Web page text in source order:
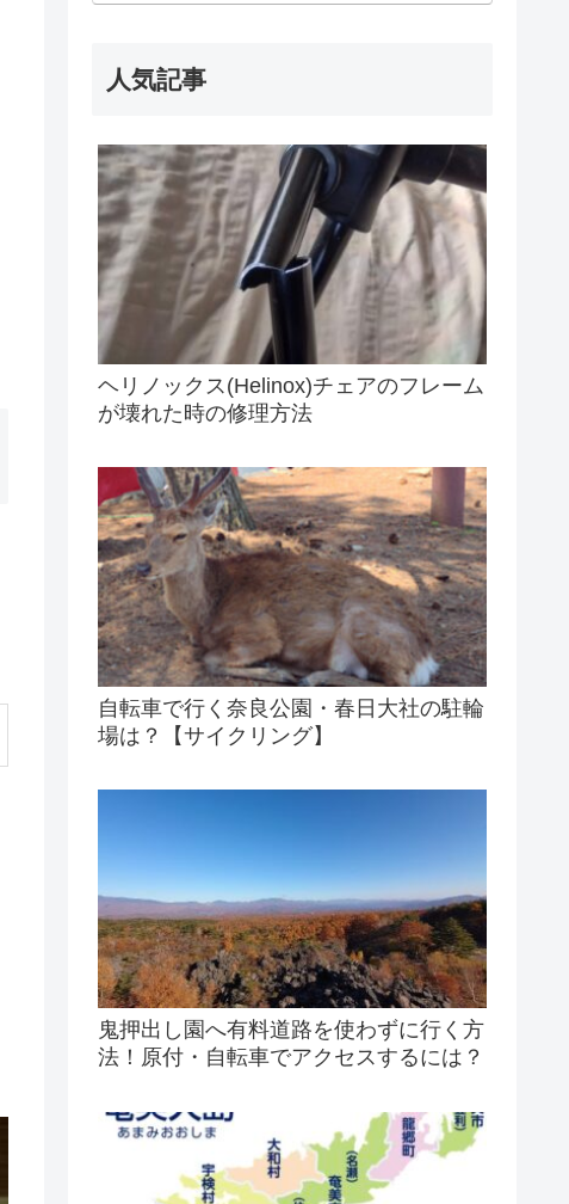
人気記事
ヘリノックス(Helinox)チェアのフレーム
が壊れた時の修理方法
自転車で行く奈良公園・春日大社の駐輪
場は？【サイクリング】
鬼押出し園へ有料道路を使わずに行く方
法！原付・自転車でアクセスするには？